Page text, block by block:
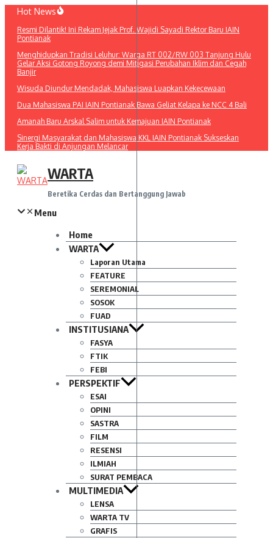
Lewati
konten
Hot News
Resmi Dilantik! Ini Rekam Jejak Prof. Wajidi Sayadi Rektor Baru IAIN
Pontianak
Menghidupkan Tradisi Leluhur: Warga RT 002/RW 003 Tanjung Hulu
Gelar Aksi Gotong Royong demi Mitigasi Perubahan Iklim dan Cegah
Banjir
Wisuda Diundur Mendadak, Mahasiswa Luapkan Kekecewaan
Dua Mahasiswa PAI IAIN Pontianak Bawa Geliat Kelapa ke NCC 4 Bali
Amanah Baru Arskal Salim untuk Kemajuan IAIN Pontianak
Sinergi Masyarakat dan Mahasiswa KKL IAIN Pontianak Sukseskan
Kerja Bakti di Anjungan Melancar
WARTA
Beretika Cerdas dan Bertanggung Jawab
Menu
Home
WARTA
Laporan Utama
FEATURE
SEREMONIAL
SOSOK
FUAD
INSTITUSIANA
FASYA
FTIK
FEBI
PERSPEKTIF
ESAI
OPINI
SASTRA
FILM
RESENSI
ILMIAH
SURAT PEMBACA
MULTIMEDIA
LENSA
WARTA TV
GRAFIS